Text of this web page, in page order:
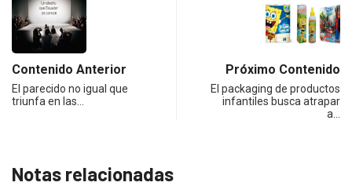
Contenido Anterior
El parecido no igual que
triunfa en las…
Próximo Contenido
El packaging de productos
infantiles busca atrapar
a…
Notas relacionadas